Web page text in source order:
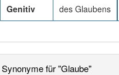
Genitiv des Glaubens
Synonyme für "Glaube"